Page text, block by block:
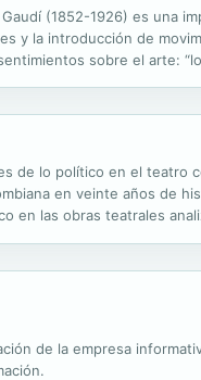
(1852-1926) es una
y la introducción de
sobre el arte:
de lo político en el teatro
en veinte años de
en las obras teatrales
de la empresa